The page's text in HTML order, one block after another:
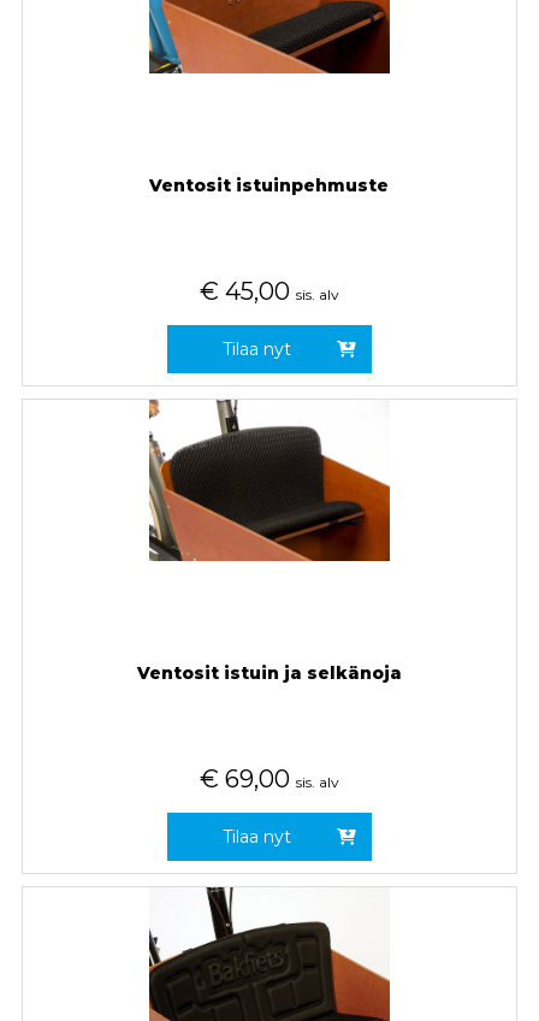
Ventosit istuinpehmuste
€ 45,00 sis. alv
Tilaa nyt
Ventosit istuin ja selkänoja
€ 69,00 sis. alv
Tilaa nyt